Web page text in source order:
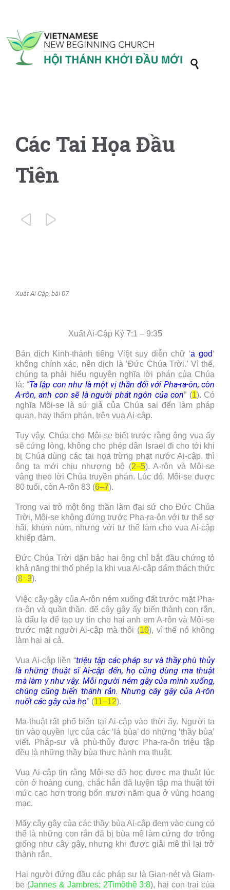

Các Tai Họa Đầu
Tiên
 
Xuất Ai-Cập, bài 07
Xuất Ai-Cập Ký 7:1 – 9:35
Bản dịch Kinh-thánh tiếng Việt suy diễn chữ ‘a god‘
không chính xác, nên dịch là ‘Đức Chúa Trời.’ Vì thế,
chúng ta phải hiểu nguyên nghĩa lời phán của Chúa
là: “Ta lập con như là một vị thần đối với Pha-ra-ôn; còn
A-rôn, anh con sẽ là người phát ngôn của con” (1). Có
nghĩa Môi-se là sứ giả của Chúa sai đến làm pháp
quan, hay thẩm phán, trên vua Ai-cập.
Tuy vậy, Chúa cho Môi-se biết trước rằng ông vua ấy
sẽ cứng lòng, không cho phép dân Israel đi cho tới khi
bị Chúa dùng các tai họa trừng phạt nước Ai-cập, thì
ông ta mới chịu nhượng bộ (2–5). A-rôn và Môi-se
vâng theo lời Chúa truyền phán. Lúc đó, Môi-se được
80 tuổi, còn A-rôn 83 (6–7).
Trong vai trò một ông thần làm đại sứ cho Đức Chúa
Trời, Môi-se không đứng trước Pha-ra-ôn với tư thế sợ
hãi, khúm núm, nhưng với tư thế làm cho vua Ai-cập
khiếp đảm.
Đức Chúa Trời dặn bảo hai ông chỉ bắt đầu chứng tỏ
khả năng thi thố phép lạ khi vua Ai-cập dám thách thức
(8–9).
Việc cây gậy của A-rôn ném xuống đất trước mặt Pha-
ra-ôn và quần thần, để cây gậy ấy biến thành con rắn,
là dấu lạ để tạo uy tín cho hai anh em A-rôn và Môi-se
trước mặt người Ai-cập mà thôi (10), vì thế nó không
làm hại ai cả.
Vua Ai-cập liền “triệu tập các pháp sư và thầy phù thủy
là những thuật sĩ Ai-cập đến, họ cũng dùng ma thuật
mà làm y như vậy. Mỗi người ném gậy của mình xuống,
chúng cũng biến thành rắn. Nhưng cây gậy của A-rôn
nuốt các gậy của họ” (11–12).
Ma-thuật rất phổ biến tại Ai-cập vào thời ấy. Người ta
tin vào quyền lực của các ‘lá bùa’ do những ‘thầy bùa’
viết. Pháp-sư và phù-thủy được Pha-ra-ôn triệu tập
đều là những thầy bùa thực hành ma thuật.
Vua Ai-cập tin rằng Môi-se đã học được ma thuật lúc
còn ở hoàng cung, chắc hẳn đã luyện tập ma thuật tới
mức cao hơn trong bốn mươi năm qua ở vùng hoang
mạc.
Mấy cây gậy của các thầy bùa Ai-cập đem vào cung có
thể là những con rắn đã bị bùa mê làm cứng đơ trông
giống như cây gậy, nhưng khi được giải mê thì lại trở
thành rắn.
Hai người đứng đầu các pháp sư là Gian-nét và Giam-
be (Jannes & Jambres; 2Timôthê 3:8), hai con trai của